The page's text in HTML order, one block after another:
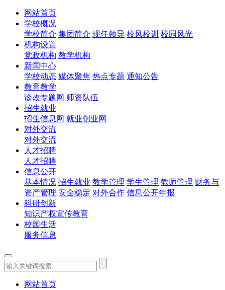
网站首页
学校概况
学校简介 集团简介 现任领导 校风校训 校园风光
机构设置
党政机构 教学机构
新闻中心
学校动态 媒体聚焦 热点专题 通知公告
教育教学
诊改专题网 师资队伍
招生就业
招生信息网 就业创业网
对外交流
对外交流
人才招聘
人才招聘
信息公开
基本情况 招生就业 教学管理 学生管理 教师管理 财务与
资产管理 安全稳定 对外合作 信息公开年报
科研创新
知识产权宣传教育
校园生活
服务信息
网站首页